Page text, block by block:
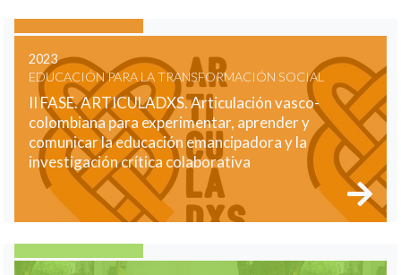
2023
EDUCACIÓN PARA LA TRANSFORMACIÓN SOCIAL
II FASE. ARTICULADXS. Articulación vasco-
colombiana para experimentar, aprender y
comunicar la educación emancipadora y la
investigación crítica colaborativa